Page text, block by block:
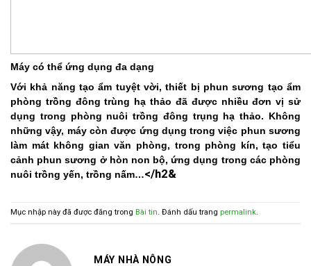
Máy có thể ứng dụng đa dạng
Với khả năng tạo ẩm tuyệt vời,thiết bị phun sương tạo ẩm
phòng trồng đông trùng hạ thảo đã được nhiều đơn vị sử
dụng trong phòng nuôi trồng đông trụng hạ thảo. Không
những vậy, máy còn được ứng dụng trong việc phun sương
làm mát không gian văn phòng, trong phòng kín, tạo tiểu
cảnh phun sương ở hòn non bộ, ứng dụng trong các phòng
nuôi trồng yến, trồng nấm…</h2&
Mục nhập này đã được đăng trong Bài tin. Đánh dấu trang permalink.
MÁY NHÀ NÔNG